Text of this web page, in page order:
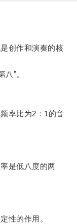
创作和演奏的核
”。
率比为2：1的音
是低八度的两
性的作用。